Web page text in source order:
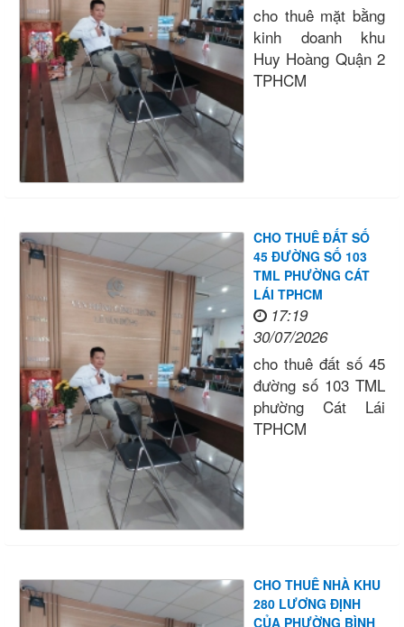
cho thuê mặt bằng
kinh doanh khu
Huy Hoàng Quận 2
TPHCM
CHO THUÊ ĐẤT SỐ
45 ĐƯỜNG SỐ 103
TML PHƯỜNG CÁT
LÁI TPHCM
17:19
30/07/2026
cho thuê đất số 45
đường số 103 TML
phường Cát Lái
TPHCM
CHO THUÊ NHÀ KHU
280 LƯƠNG ĐỊNH
CỦA PHƯỜNG BÌNH